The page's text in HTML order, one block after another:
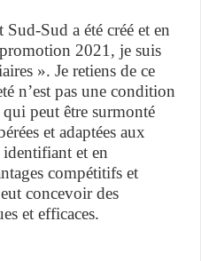
Sud a été créé et en
2021, je suis
». Je retiens de ce
n’est pas une condition
peut être surmonté
et adaptées aux
et en
compétitifs et
concevoir des
et efficaces.